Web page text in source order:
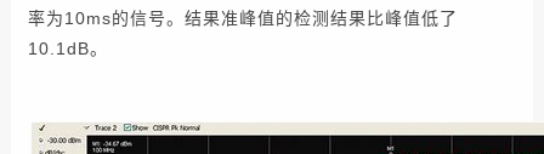
率为10ms的信号。结果准峰值的检测结果比峰值低了
10.1dB。